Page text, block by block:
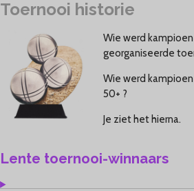
Toernooi historie
Wie werd
georganiseerde
Wie werd
50+ ?
Je ziet het hierna.
Lente toernooi-winnaars